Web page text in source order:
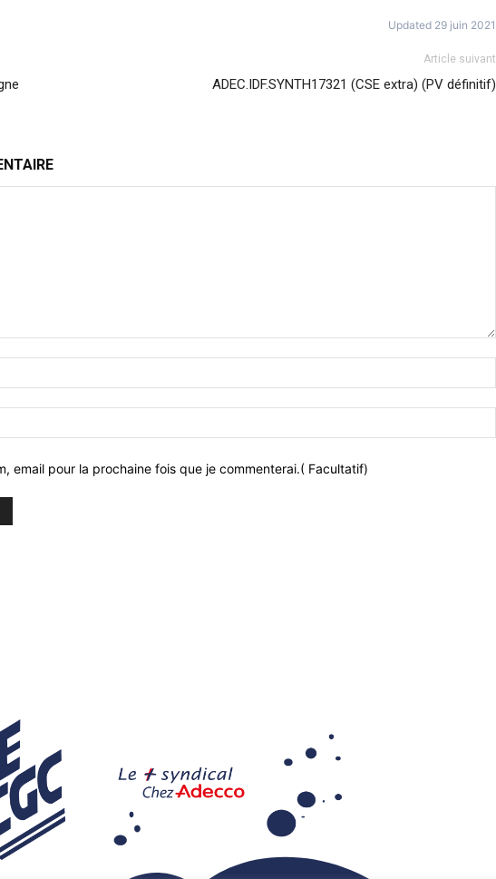
Updated 29 juin 2021
Article suivant
ADEC.IDF.SYNTH17321 (CSE extra) (PV définitif)
email pour la prochaine fois que je commenterai.( Facultatif)